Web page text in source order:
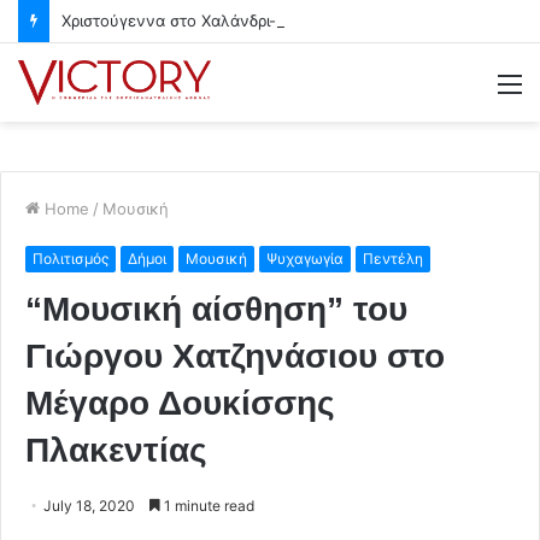
Home / Μουσική
Πολιτισμός Δήμοι Μουσική Ψυχαγωγία Πεντέλη
“Μουσική αίσθηση” του
Γιώργου Χατζηνάσιου στο
Μέγαρο Δουκίσσης
Πλακεντίας
July 18, 2020 1 minute read